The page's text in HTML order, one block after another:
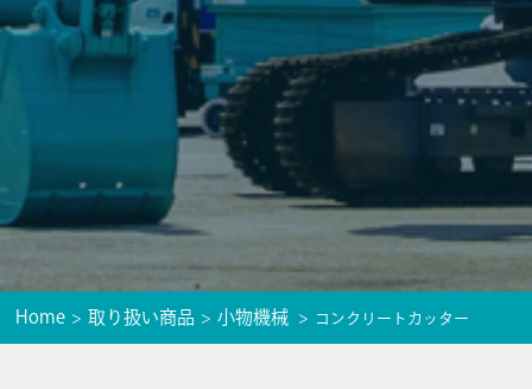
Home 取り扱い商品 小物機械 コンクリートカッター